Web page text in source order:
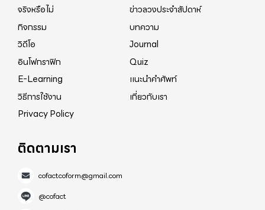
จริงหรือไม่
ข่าวลวงประจำสัปดาห์
กิจกรรม
บทความ
วิดีโอ
Journal
อินโฟกราฟิก
Quiz
E-Learning
แนะนำคำศัพท์
วิธีการใช้งาน
เกี่ยวกับเรา
Privacy Policy
ติดตามเรา
cofactcoform@gmail.com
@cofact